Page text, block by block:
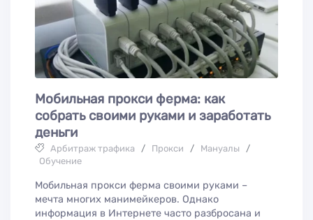
Мобильная прокси ферма: как
собрать своими руками и заработать
деньги
Арбитраж трафика / Прокси / Мануалы
/
Обучение
Мобильная прокси ферма своими руками –
мечта многих манимейкеров. Однако
информация в Интернете часто разбросана и